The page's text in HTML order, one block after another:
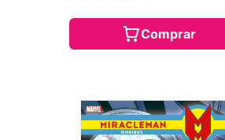
Comprar